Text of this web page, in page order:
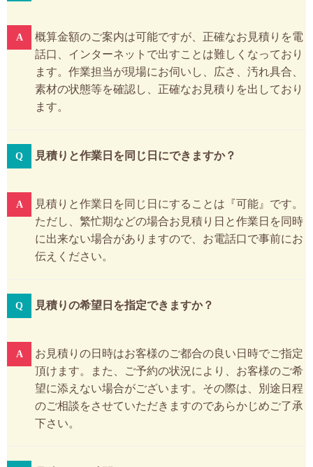
概算金額のご案内は可能ですが、正確なお見積りを電
話口、インターネットで出すことは難しくなっており
ます。作業担当が現場にお伺いし、広さ、汚れ具合、
素材の状態等を確認し、正確なお見積りを出しており
ます。
見積りと作業日を同じ日にできますか？
見積りと作業日を同じ日にすることは『可能』です。
ただし、繁忙期などの場合お見積り日と作業日を同時
に出来ない場合がありますので、お電話口で事前にお
伝えください。
見積りの希望日を指定できますか？
お見積りの日時はお客様のご都合の良い日時でご指定
頂けます。また、ご予約の状況により、お客様のご希
望に添えない場合がございます。その際は、別途日程
のご相談をさせていただきますのであらかじめご了承
下さい。